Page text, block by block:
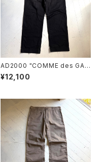
AD2000 "COMME des GAR
ÇONS HOMME“ cotton pan
ts
¥12,100